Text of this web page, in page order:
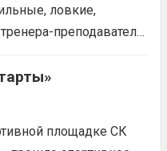
ловкие,
преподавателя
выносливость и
площадке СК